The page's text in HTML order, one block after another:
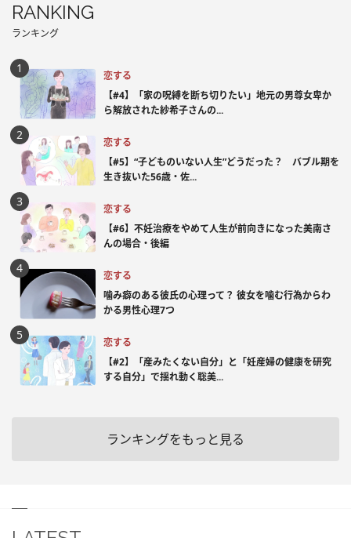
RANKING
ランキング
恋する
【#4】「家の呪縛を断ち切りたい」地元の男尊女卑か
ら解放された紗希子さんの...
恋する
【#5】“子どものいない人生”どうだった？ バブル期を
生き抜いた56歳・佐...
恋する
【#6】不妊治療をやめて人生が前向きになった美南さ
んの場合・後編
恋する
噛み癖のある彼氏の心理って？ 彼女を噛む行為からわ
かる男性心理7つ
恋する
【#2】「産みたくない自分」と「妊産婦の健康を研究
する自分」で揺れ動く聡美...
ランキングをもっと見る